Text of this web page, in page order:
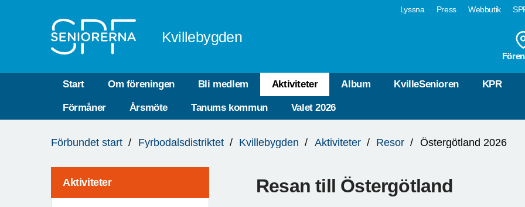
Lyssna Press Webbutik
Kvillebygden
Start Om föreningen Bli medlem Aktiviteter Album KvilleSenioren KPR
Förmåner Årsmöte Tanums kommun Valet 2026
är
Förbundet start Fyrbodalsdistriktet Kvillebygden Aktiviteter Resor Östergötland 2026
Aktiviteter Resan till Östergötland